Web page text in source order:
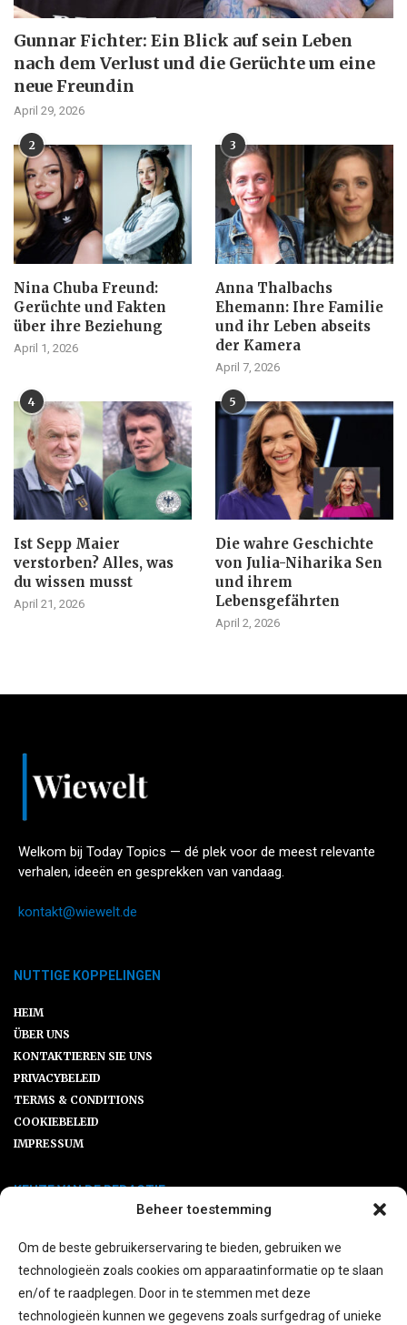
Beheer toestemming
Om de beste gebruikerservaring te bieden, gebruiken we
technologieën zoals cookies om apparaatinformatie op te slaan
en/of te raadplegen. Door in te stemmen met deze
technologieën kunnen we gegevens zoals surfgedrag of unieke
Gunnar Fichter: Ein Blick auf sein Leben
nach dem Verlust und die Gerüchte um eine
neue Freundin
April 29, 2026
2
Nina Chuba Freund:
Gerüchte und Fakten
über ihre Beziehung
April 1, 2026
3
Anna Thalbachs
Ehemann: Ihre Familie
und ihr Leben abseits
der Kamera
April 7, 2026
4
Ist Sepp Maier
verstorben? Alles, was
du wissen musst
April 21, 2026
5
Die wahre Geschichte
von Julia-Niharika Sen
und ihrem
Lebensgefährten
April 2, 2026
Welkom bij Today Topics — dé plek voor de meest relevante
verhalen, ideeën en gesprekken van vandaag.
kontakt@wiewelt.de
NUTTIGE KOPPELINGEN
HEIM
ÜBER UNS
KONTAKTIEREN SIE UNS
PRIVACYBELEID
TERMS & CONDITIONS
COOKIEBELEID
IMPRESSUM
KEUZE VAN DE REDACTIE
Leitfaden: Wie planen Sie Ihre Balkon-
Solaranlage?